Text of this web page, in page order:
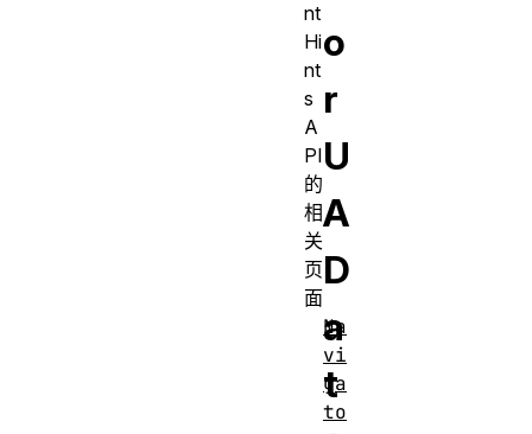
o
r
U
A
D
a
t
nt
Hi
nt
s
A
PI
的
相
关
页
面
Na
vi
ga
to